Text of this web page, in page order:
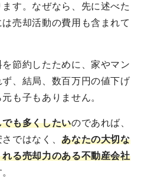
す。なぜなら、先に述べた
売却活動の費用も含まれて
節約したために、家やマン
、結局、数百万円の値下げ
も子もありません。
も多くしたいのであれば、
さではなく、あなたの大切な
る売却力のある不動産会社